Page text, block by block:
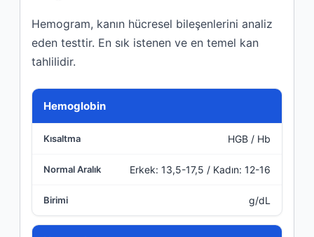
Hemogram, kanın hücresel bileşenlerini analiz
eden testtir. En sık istenen ve en temel kan
tahlilidir.
Parametre
Kısaltma
Normal Aralık
Hemoglobin
HGB / Hb
Erkek: 13,5-17,5 / Kadın: 12-16
g/dL